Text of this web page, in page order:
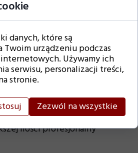
do
podać:
do nadruku
informacje : np odcień
lub własny projekt
na maila:
w cenie
ilości profesjonalny
danych, które są
Twoim urządzeniu podczas
Używamy ich
serwisu, personalizacji treści,
stronie.
Zezwól na wszystkie